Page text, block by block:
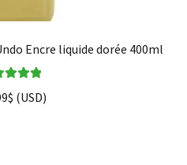
Encre liquide dorée 400ml
5
$ (USD)